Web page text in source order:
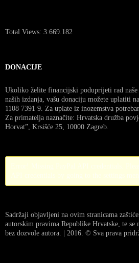
Total Views: 3.669.182
DONACIJE
Ukoliko želite financijski poduprijeti rad naše
naših izdanja, vašu donaciju možete uplatiti
1108 7391 9. Za uplate iz inozemstva
Za primatelja naznačite: Hrvatska družba
Horvat”, Krsišće 25, 10000 Zagreb.
Sadržaji objavljeni na ovim stranicama
autorskim pravima Republike Hrvatske, te
bez dozvole autora. | 2016. © Sva prava